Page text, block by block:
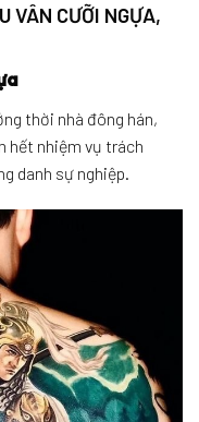
VÂN CƯỠI NGỰA,
thời nhà đông hán,
hết nhiệm vụ trách
danh sự nghiệp.